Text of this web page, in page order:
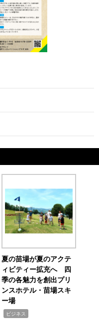
夏の苗場が夏のアクテ
ィビティー拡充へ 四
季の各魅力を創出プリ
ンスホテル・苗場スキ
ー場
ビジネス